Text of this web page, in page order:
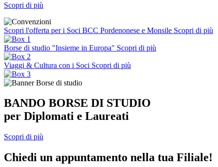
Scopri di più
Scopri l'offerta per i Soci BCC Pordenonese e Monsile Scopri di più
Borse di studio "Insieme in Europa" Scopri di più
Viaggi & Cultura con i Soci Scopri di più
BANDO BORSE DI STUDIO
per Diplomati e Laureati
Scopri di più
Chiedi un appuntamento nella tua Filiale!